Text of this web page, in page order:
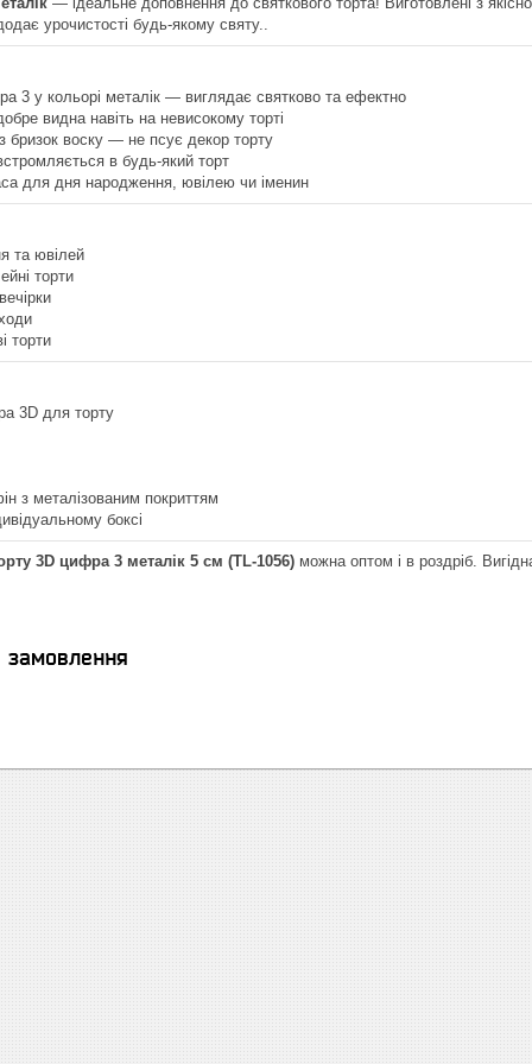
урочистості будь-якому святу..
3 у кольорі металік — виглядає святково та ефектно
видна навіть на невисокому торті
бризок воску — не псує декор торту
в будь-який торт
для дня народження, ювілею чи іменин
та ювілей
торти
торти
3D для торту
з металізованим покриттям
боксі
3D цифра 3 металік 5 см (TL-1056) можна оптом і в роздріб.
замовлення